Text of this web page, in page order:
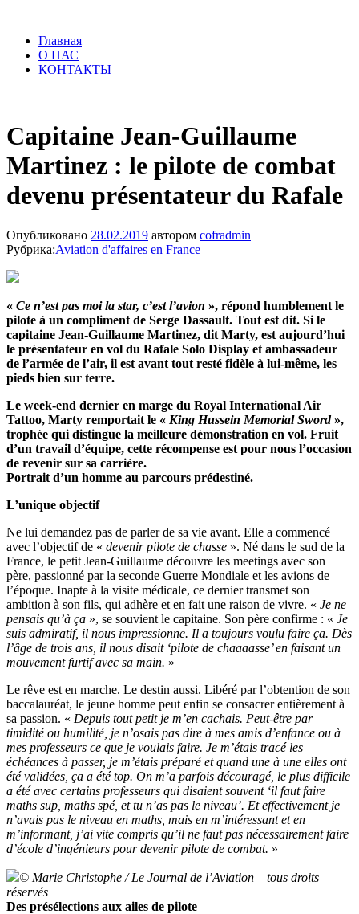
Главная
О НАС
КОНТАКТЫ
Capitaine Jean-Guillaume
Martinez : le pilote de combat
devenu présentateur du Rafale
Опубликовано 28.02.2019 автором cofradmin
Рубрика:Aviation d'affaires en France
« Ce n’est pas moi la star, c’est l’avion », répond humblement le
pilote à un compliment de Serge Dassault. Tout est dit. Si le
capitaine Jean-Guillaume Martinez, dit Marty, est aujourd’hui
le présentateur en vol du Rafale Solo Display et ambassadeur
de l’armée de l’air, il est avant tout resté fidèle à lui-même, les
pieds bien sur terre.
Le week-end dernier en marge du Royal International Air
Tattoo, Marty remportait le « King Hussein Memorial Sword»,
trophée qui distingue la meilleure démonstration en vol. Fruit
d’un travail d’équipe, cette récompense est pour nous l’occasion
de revenir sur sa carrière.
Portrait d’un homme au parcours prédestiné.
L’unique objectif
Ne lui demandez pas de parler de sa vie avant. Elle a commencé
avec l’objectif de « devenir pilote de chasse ». Né dans le sud de la
France, le petit Jean-Guillaume découvre les meetings avec son
père, passionné par la seconde Guerre Mondiale et les avions de
l’époque. Inapte à la visite médicale, ce dernier transmet son
ambition à son fils, qui adhère et en fait une raison de vivre. « Je ne
pensais qu’à ça », se souvient le capitaine. Son père confirme : « Je
suis admiratif, il nous impressionne. Il a toujours voulu faire ça. Dès
l’âge de trois ans, il nous disait ‘pilote de chaaaasse’ en faisant un
mouvement furtif avec sa main. »
Le rêve est en marche. Le destin aussi. Libéré par l’obtention de son
baccalauréat, le jeune homme peut enfin se consacrer entièrement à
sa passion. « Depuis tout petit je m’en cachais. Peut-être par
timidité ou humilité, je n’osais pas dire à mes amis d’enfance ou à
mes professeurs ce que je voulais faire. Je m’étais tracé les
échéances à passer, je m’étais préparé et quand une à une elles ont
été validées, ça a été top. On m’a parfois découragé, le plus difficile
a été avec certains professeurs qui disaient souvent ‘il faut faire
maths sup, maths spé, et tu n’as pas le niveau’. Et effectivement je
n’avais pas le niveau en maths, mais en m’intéressant et en
m’informant, j’ai vite compris qu’il ne faut pas nécessairement faire
d’école d’ingénieurs pour devenir pilote de combat. »
© Marie Christophe / Le Journal de l’Aviation – tous droits
réservés
Des présélections aux ailes de pilote